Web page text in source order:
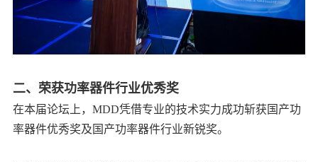
二、荣获功率器件行业优秀奖
在本届论坛上，MDD凭借专业的技术实力成功斩获国产功
率器件优秀奖及国产功率器件行业新锐奖。